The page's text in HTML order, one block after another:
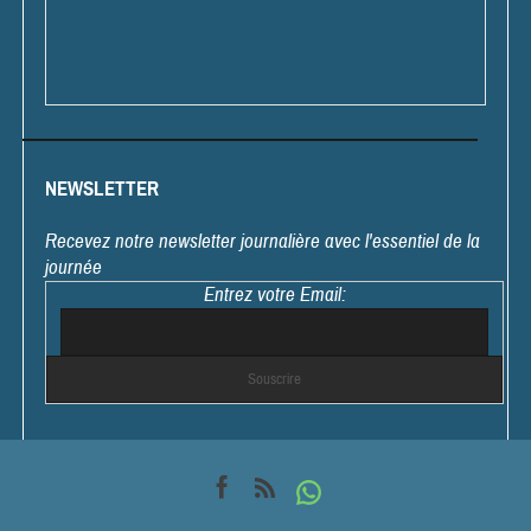
NEWSLETTER
Recevez notre newsletter journalière avec l'essentiel de la
journée
Entrez votre Email: